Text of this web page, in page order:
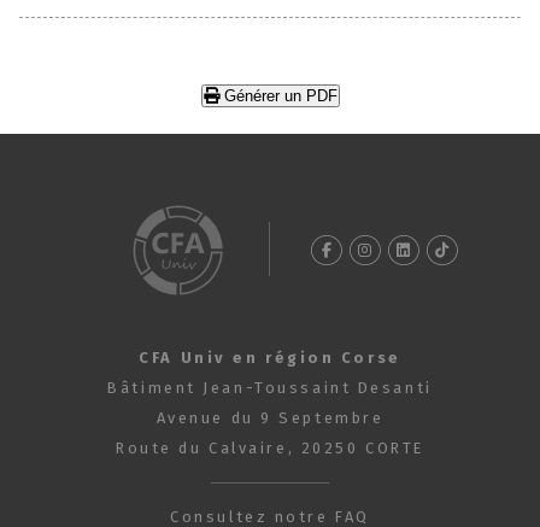
Générer un PDF
CFA Univ en région Corse
Bâtiment Jean-Toussaint Desanti
Avenue du 9 Septembre
Route du Calvaire, 20250 CORTE
Consultez notre FAQ